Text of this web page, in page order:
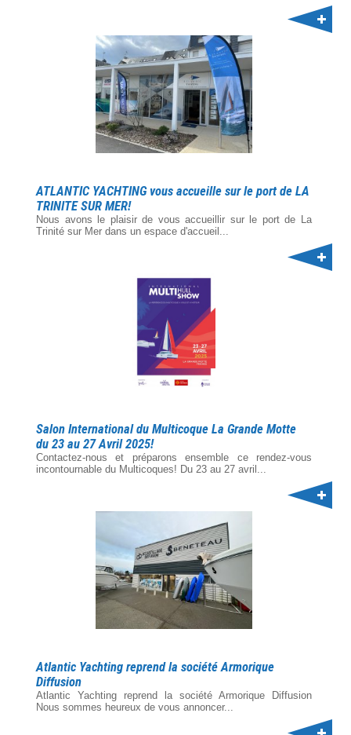
ATLANTIC YACHTING vous accueille sur le port de LA
TRINITE SUR MER!
Nous avons le plaisir de vous accueillir sur le port de La
Trinité sur Mer dans un espace d'accueil...
Salon International du Multicoque La Grande Motte
du 23 au 27 Avril 2025!
Contactez-nous et préparons ensemble ce rendez-vous
incontournable du Multicoques! Du 23 au 27 avril...
Atlantic Yachting reprend la société Armorique
Diffusion
Atlantic Yachting reprend la société Armorique Diffusion
Nous sommes heureux de vous annoncer...